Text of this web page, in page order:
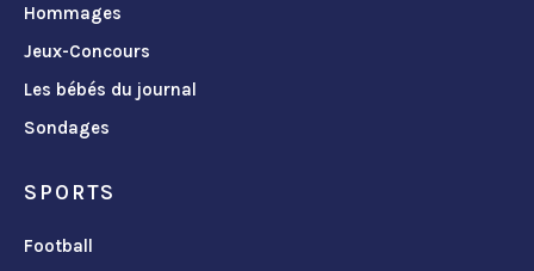
Hommages
Jeux-Concours
Les bébés du journal
Sondages
SPORTS
Football